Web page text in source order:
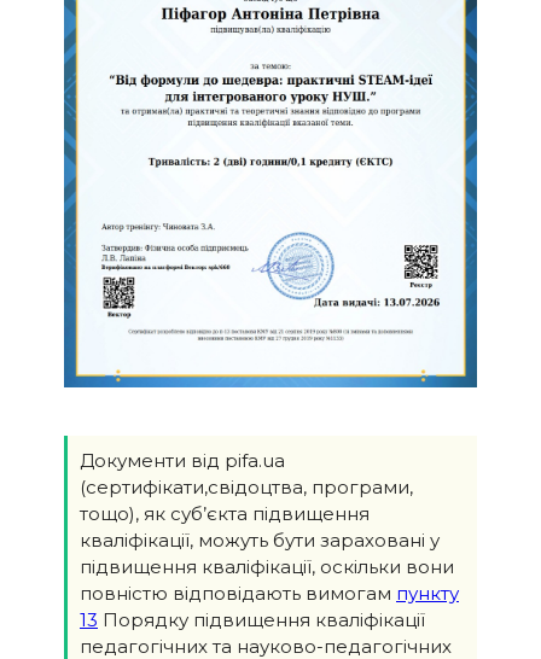
Документи від pifa.ua
(сертифікати,свідоцтва, програми,
тощо), як суб’єкта підвищення
кваліфікації, можуть бути зараховані у
підвищення кваліфікації, оскільки вони
повністю відповідають вимогам пункту
13 Порядку підвищення кваліфікації
педагогічних та науково-педагогічних